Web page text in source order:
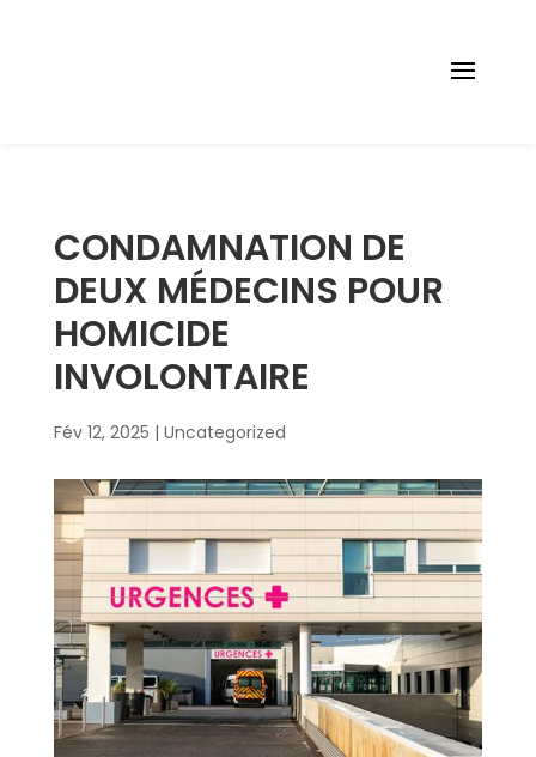
CONDAMNATION DE
DEUX MÉDECINS POUR
HOMICIDE
INVOLONTAIRE
Fév 12, 2025 | Uncategorized